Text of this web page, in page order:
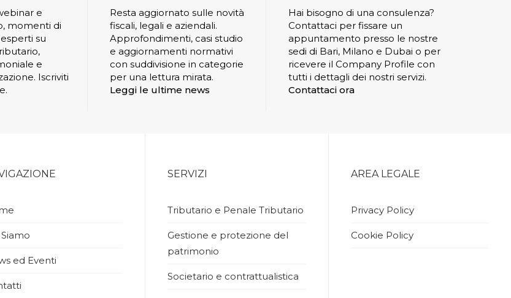
e
momenti di
su
e
Iscriviti
Resta aggiornato sulle novità
fiscali, legali e aziendali.
Approfondimenti, casi studio
e aggiornamenti normativi
con suddivisione in categorie
per una lettura mirata.
Leggi le ultime news
Hai bisogno di una consulenza?
Contattaci per fissare un
appuntamento presso le nostre
sedi di Bari, Milano e Dubai o per
ricevere il Company Profile con
tutti i dettagli dei nostri servizi.
Contattaci ora
ed Eventi
SERVIZI
Tributario e Penale Tributario
Gestione e protezione del
patrimonio
Societario e contrattualistica
AREA LEGALE
Privacy Policy
Cookie Policy